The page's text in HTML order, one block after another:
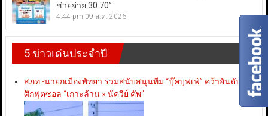
ช่วยจ่าย 30:70”
4:44 pm 09 ส.ค. 2026
5 ข่าวเด่นประจำปี
สภท.-นายกเมืองพัทยา ร่วมสนับสนุนทีม “บุ๊คบุฟเฟ่” คว้าอันดับ 3
ศึกฟุตซอล “เกาะล้าน × นัควีย์ คัพ”